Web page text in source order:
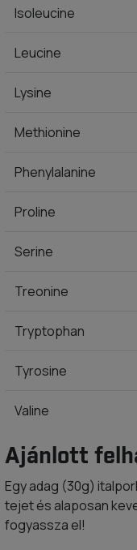
Isoleucine
Leucine
Lysine
Methionine
Phenylalanine
Proline
Serine
Treonine
Tryptophan
Tyrosine
Valine
Ajánlott
Egy adag (30g)
tejet és alaposan
fogyassza el!